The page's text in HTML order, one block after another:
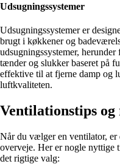
Udsugningssystemer
Udsugningssystemer er
brugt i køkkener og
udsugningssystemer,
tænder og slukker baseret på
effektive til at fjerne damp og
luftkvaliteten.
Ventilationstips og
Når du vælger en ventilator,
overveje. Her er nogle
det rigtige valg: